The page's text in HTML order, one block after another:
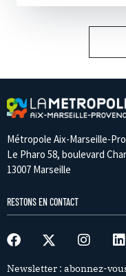
Métropole Aix-Marseille-
Le Pharo 58, boulevard
13007 Marseille
RESTONS EN CONTACT
Newsletter : abonnez-